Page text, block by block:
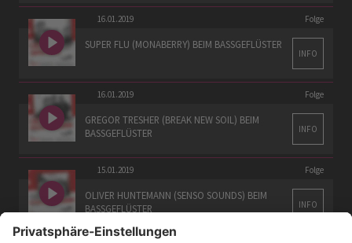
16.01.2019 Folge
SUPER FLU (MONABERRY) BEIM BASSGEFLÜSTER
INFO
16.01.2019 Folge
GREGOR TRESHER (BREAK NEW SOIL) BEIM
BASSGEFLÜSTER
INFO
15.01.2019 Folge
OLIVER HUNTEMANN (SENSO SOUNDS) BEIM
BASSGEFLÜSTER
INFO